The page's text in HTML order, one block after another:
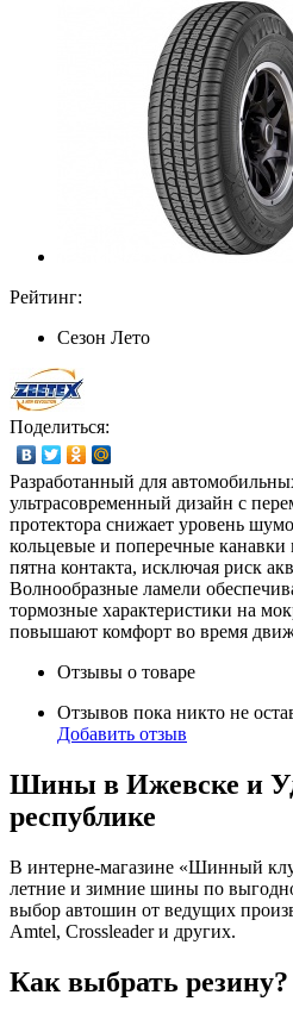
Рейтинг:
Сезон Лето
Поделиться:
Разработанный для
ультрасовременный дизайн с
протектора снижает уровень
кольцевые и поперечные канавки
пятна контакта, исключая риск
Волнообразные ламели
тормозные характеристики на
повышают комфорт во время
Отзывы о товаре
Отзывов пока никто не
Добавить отзыв
Шины в Ижевске и
республике
В интерне-магазине «Шинный
летние и зимние шины по
выбор автошин от ведущих
Amtel, Crossleader и других.
Как выбрать резину?